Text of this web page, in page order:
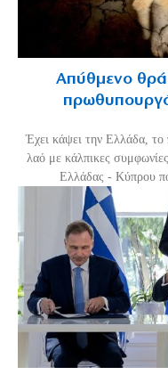
Απύθμενο
Έχει κάψει την Ελλάδα, το
λαό με κάλπικες
Ελλάδας - Κύπρου